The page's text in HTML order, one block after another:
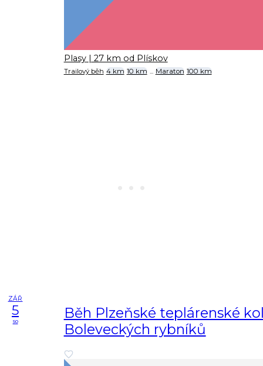
Plasy | 27 km od Plískov
Trailový běh 4 km 10 km ... Maraton 100 km
ZÁŘ
5
so
Běh Plzeňské teplárenské
Boleveckých rybníků